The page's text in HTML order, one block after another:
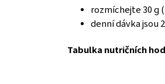
rozmíchejte 30 g
denní dávka jsou
Tabulka nutričních